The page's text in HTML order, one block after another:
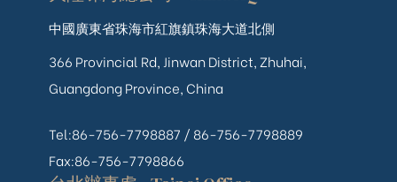
中國廣東省珠海市紅旗鎮珠海大道北側
366 Provincial Rd, Jinwan District, Zhuhai,
Guangdong Province, China
Tel:86-756-7798887 / 86-756-7798889
Fax:86-756-7798866